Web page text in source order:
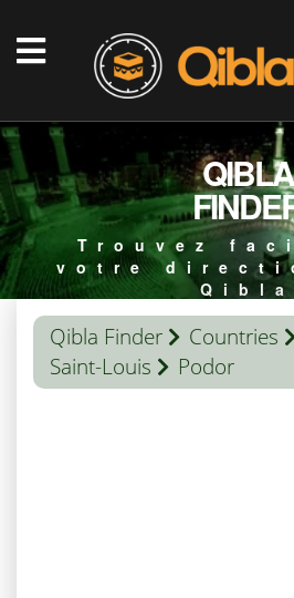
QIBLA
Trouvez
votre
Qibla
Qibla Finder Countries
Saint-Louis
Podor